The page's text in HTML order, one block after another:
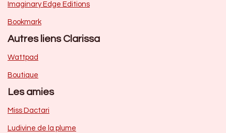
Imaginary Edge Editions
Bookmark
Autres liens Clarissa
Wattpad
Boutique
Les amies
Miss Dactari
Ludivine de la plume